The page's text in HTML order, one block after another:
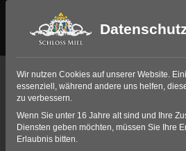
Wir nutzen Cookies auf unserer Website.
essenziell, während andere uns helfen,
zu verbessern.
Wenn Sie unter 16 Jahre alt sind und Ihre
Diensten geben möchten, müssen Sie Ihre
Erlaubnis bitten.